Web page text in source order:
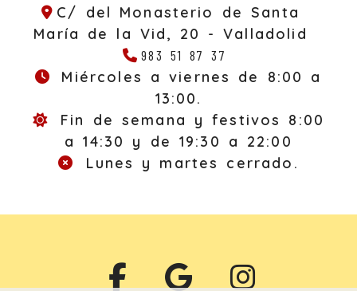
C/ del Monasterio de Santa
María de la Vid, 20 -Valladolid
983 51 87 37
Miércoles a viernes de 8:00 a
13:00.
Fin de semana y festivos 8:00
a 14:30 y de 19:30 a 22:00
Lunes y martes cerrado.